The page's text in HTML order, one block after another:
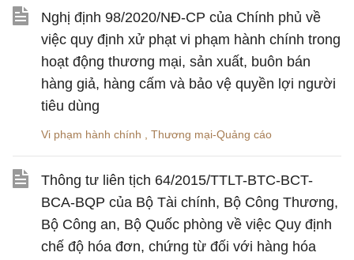
Nghị định 98/2020/NĐ-CP của Chính phủ về
việc quy định xử phạt vi phạm hành chính trong
hoạt động thương mại, sản xuất, buôn bán
hàng giả, hàng cấm và bảo vệ quyền lợi người
tiêu dùng
Vi phạm hành chính Thương mại-Quảng cáo
Thông tư liên tịch 64/2015/TTLT-BTC-BCT-
BCA-BQP của Bộ Tài chính, Bộ Công Thương,
Bộ Công an, Bộ Quốc phòng về việc Quy định
chế độ hóa đơn, chứng từ đối với hàng hóa